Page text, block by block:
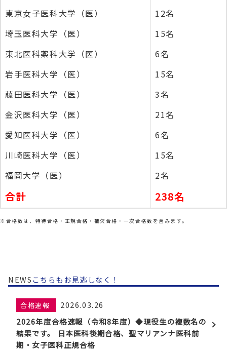
東京女子医科大学（医）
12名
埼玉医科大学（医）
15名
東北医科薬科大学（医）
6名
岩手医科大学（医）
15名
藤田医科大学（医）
3名
金沢医科大学（医）
21名
愛知医科大学（医）
6名
川崎医科大学（医）
15名
福岡大学（医）
2名
合計 238名
※合格数は、特待合格・正規合格・補欠合格・一次合格数を含みます。
NEWSこちらもお見逃しなく！
合格速報
2026.03.26
2026年度合格速報（令和8年度）◆現役生の複数名の
結果です。 日本医科後期合格、聖マリアンナ医科前
期・女子医科正規合格